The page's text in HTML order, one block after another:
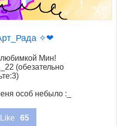
✧❤
Мин!
(обезательно
особ небыло :_
Like 65